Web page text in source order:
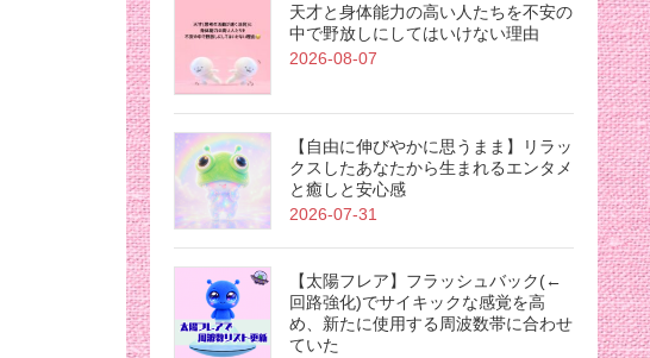
天才と身体能力の高い人たちを不安の
中で野放しにしてはいけない理由
2026-08-07
【自由に伸びやかに思うまま】リラッ
クスしたあなたから生まれるエンタメ
と癒しと安心感
2026-07-31
【太陽フレア】フラッシュバック(←
回路強化)でサイキックな感覚を高
め、新たに使用する周波数帯に合わせ
ていた